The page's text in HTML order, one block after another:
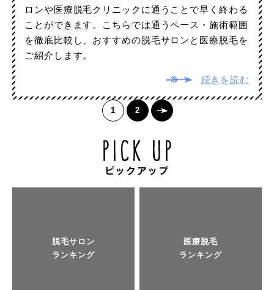
ロンや医療脱毛クリニックに通うことで早く終わる
ことができます。こちらでは通うペース・施術範囲
を徹底比較し、おすすめの脱毛サロンと医療脱毛を
ご紹介します。
続きを読む
1 2
脱毛サロン
ランキング
医療脱毛
ランキング